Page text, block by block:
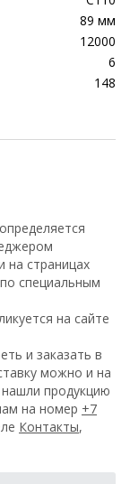
89 мм
12000
6
148
на страницах
специальным
на сайте
и заказать в
можно и на
продукцию
на номер +7
Контакты,